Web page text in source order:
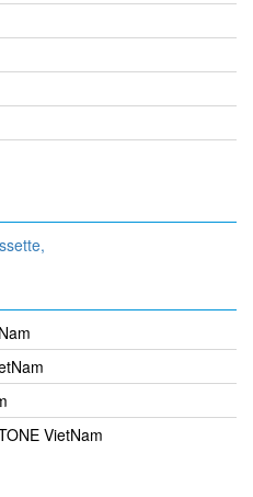
VietNam